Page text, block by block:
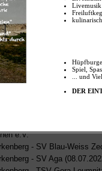
- 18:30 Uhr: Sportplatz
Dobitschen / Starkenberg
SV Lokomotive Altenburg
- 18:30 Uhr: Sportplatz
Dobitschen / Starkenberg
TSV Monstab / Lödla
e.V.
- SV Blau-Weiss
- SV Aga